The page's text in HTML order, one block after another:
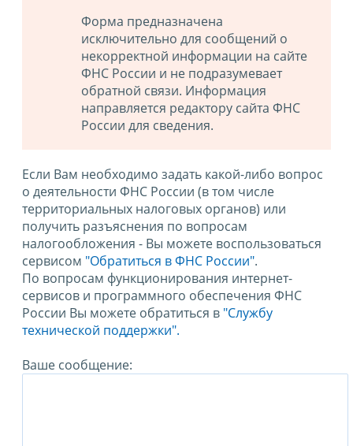
Форма предназначена
исключительно для сообщений о
некорректной информации на сайте
ФНС России и не подразумевает
обратной связи. Информация
направляется редактору сайта ФНС
России для сведения.
Если Вам необходимо задать какой-либо вопрос
о деятельности ФНС России (в том числе
территориальных налоговых органов) или
получить разъяснения по вопросам
налогообложения - Вы можете воспользоваться
сервисом "Обратиться в ФНС России".
По вопросам функционирования интернет-
сервисов и программного обеспечения ФНС
России Вы можете обратиться в "Службу
технической поддержки".
Ваше сообщение: